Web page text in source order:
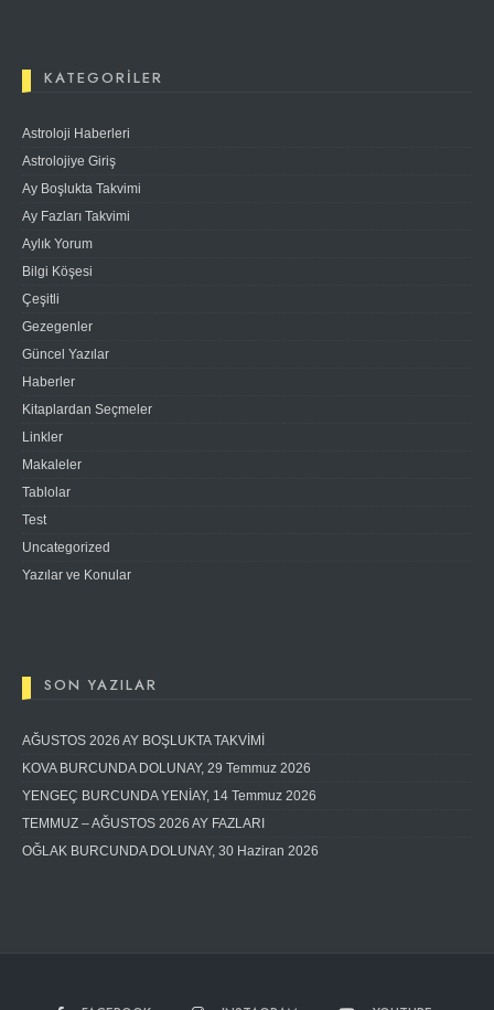
KATEGORILER
Astroloji Haberleri
Astrolojiye Giriş
Ay Boşlukta Takvimi
Ay Fazları Takvimi
Aylık Yorum
Bilgi Köşesi
Çeşitli
Gezegenler
Güncel Yazılar
Haberler
Kitaplardan Seçmeler
Linkler
Makaleler
Tablolar
Test
Uncategorized
Yazılar ve Konular
SON YAZILAR
AĞUSTOS 2026 AY BOŞLUKTA TAKVİMİ
KOVA BURCUNDA DOLUNAY, 29 Temmuz 2026
YENGEÇ BURCUNDA YENİAY, 14 Temmuz 2026
TEMMUZ – AĞUSTOS 2026 AY FAZLARI
OĞLAK BURCUNDA DOLUNAY, 30 Haziran 2026